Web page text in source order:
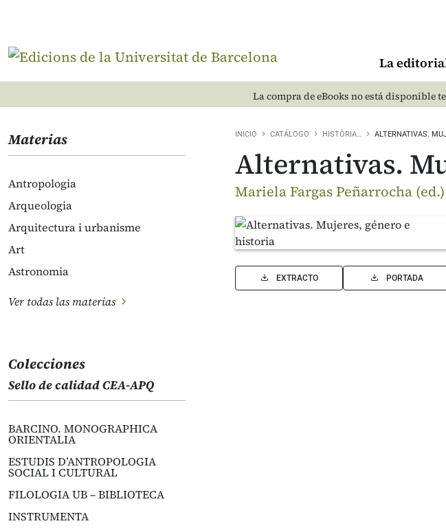
La
La compra de eBooks no está disponible
Materias
Antropologia
Arqueologia
Arquitectura i urbanisme
Art
Astronomia
Ver todas las materias
Colecciones
Sello de calidad CEA-APQ
BARCINO. MONOGRAPHICA
ORIENTALIA
ESTUDIS D’ANTROPOLOGIA
SOCIAL I CULTURAL
FILOLOGIA UB – BIBLIOTECA
INSTRUMENTA
INICIO CATÁLOGO HISTÒRIA… ALTERNATIVAS.
Alternativas.
Mariela Fargas Peñarrocha (ed.)
EXTRACTO PORTADA